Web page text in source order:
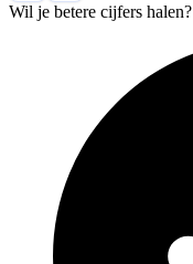
Wil je betere cijfers halen?